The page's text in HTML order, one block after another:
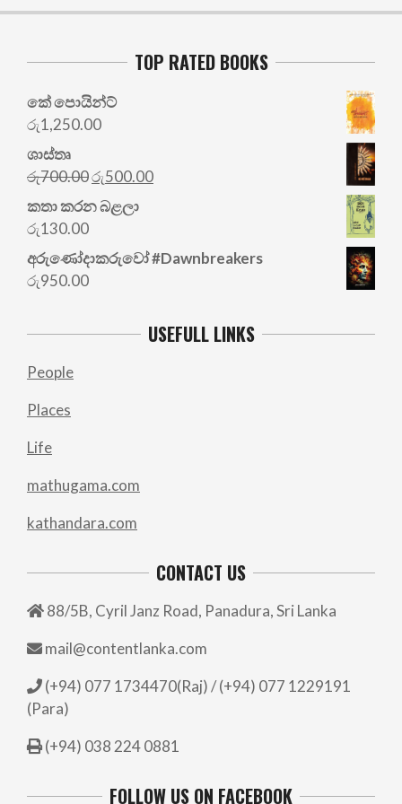
TOP RATED BOOKS
කේ පොයින්ට්
රු1,250.00
ශාස්තෘ
රු700.00Original
price
was:
රු500.00Current
කතා කරන බළලා
රු130.00
අරු‍ණෝදාකරුවෝ #Dawnbreakers
රු950.00
USEFULL LINKS
People
Places
Life
mathugama.com
kathandara.com
CONTACT US
88/5B, Cyril Janz Road, Panadura, Sri Lanka
mail@contentlanka.com
(+94) 077 1734470(Raj) / (+94) 077 1229191
(Para)
(+94) 038 224 0881
FOLLOW US ON FACEBOOK